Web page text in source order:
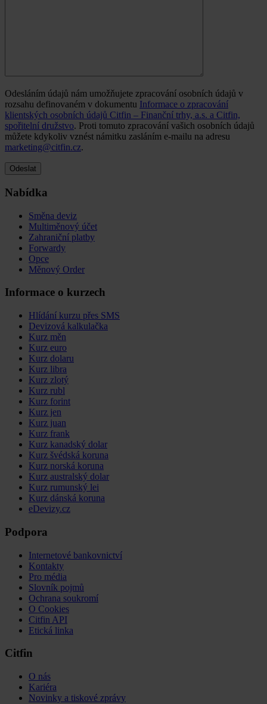
Odesláním údajů nám umožňujete zpracování osobních údajů v
rozsahu definovaném v dokumentu Informace o zpracování
klientských osobních údajů Citfin – Finanční trhy, a.s. a Citfin,
spořitelní družstvo. Proti tomuto zpracování vašich osobních údajů
můžete kdykoliv vznést námitku zasláním e-mailu na adresu
marketing@citfin.cz.
Nabídka
Směna deviz
Multiměnový účet
Zahraniční platby
Forwardy
Opce
Měnový Order
Informace o kurzech
Hlídání kurzu přes SMS
Devizová kalkulačka
Kurz měn
Kurz euro
Kurz dolaru
Kurz libra
Kurz zlotý
Kurz rubl
Kurz forint
Kurz jen
Kurz juan
Kurz frank
Kurz kanadský dolar
Kurz švédská koruna
Kurz norská koruna
Kurz australský dolar
Kurz rumunský lei
Kurz dánská koruna
eDevizy.cz
Podpora
Internetové bankovnictví
Kontakty
Pro média
Slovník pojmů
Ochrana soukromí
O Cookies
Citfin API
Etická linka
Citfin
O nás
Kariéra
Novinky a tiskové zprávy